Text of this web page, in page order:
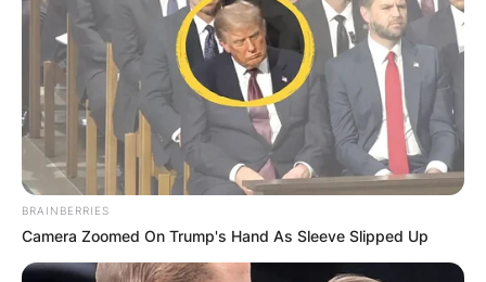
BRAINBERRIES
Camera Zoomed On Trump's Hand As Sleeve Slipped Up